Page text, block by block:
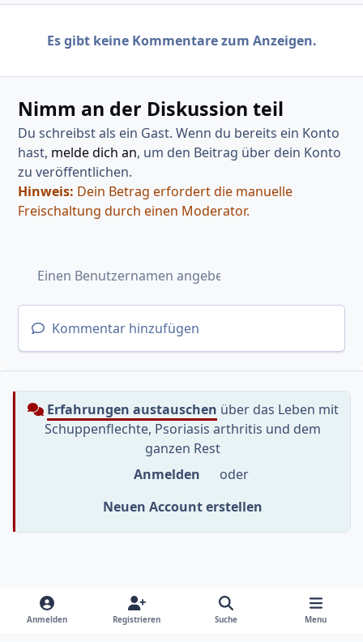
Es gibt keine Kommentare zum Anzeigen.
Nimm an der Diskussion teil
Du schreibst als ein Gast. Wenn du bereits ein Konto
hast, melde dich an, um den Beitrag über dein Konto
zu veröffentlichen.
Hinweis: Dein Betrag erfordert die manuelle
Freischaltung durch einen Moderator.
Kommentar hinzufügen
Erfahrungen austauschen über das Leben mit
Schuppenflechte, Psoriasis arthritis und dem
ganzen Rest
Anmelden
oder
Neuen Account erstellen
Heller Modus
Dunkler Modus
Systemeinstellung
y
Anmelden Registrieren Suche Menu